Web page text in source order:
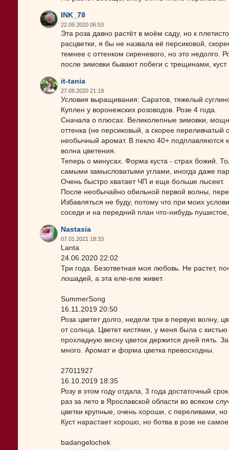
INK_78
22.09.2020 06:53
Эта роза давно растёт в моём саду, но к
расцветки, я бы не назвала её персиковой,
темнее с оттенком сиреневого, но это
после зимовки бывают побеги с трещинами,
it-tania
27.09.2020 21:19
Условия выращивания: Саратов, тяжелый
Куплен у воронежских розоводов. Розе 4 года.
Сначала о плюсах. Великолепные зимовки,
оттенка (не персиковый, а скорее
необычный аромат. В пекло 40+ подплавляются
волна цветения.
Теперь о минусах. Форма куста - страх божий.
самыми замысловатыми углами, иногда даже
Очень быстро хватает ЧП и еще больше лысеет.
После необычайно обильной первой волны,
Избавляться не буду, потому что при моих
соседи и на передний план что-нибудь
Nastasia
07.01.2021 18:33
Lanta
24.06.2020 22:02
Три года. Безответная моя любовь. Не растет,
лошадей, а эта еле-еле живет.
SummerSong
16.11.2019 20:50
Роза цветет долго, недели три в первую волну,
от солнца. Цветет кистями, у меня была с
прохладную весну цветок держится дней пять.
много. Аромат и форма цветка превосходны.
27011927
16.10.2019 18:35
Розу в этом году отдала, 3 года достаточный
раз за лето в Ярославской области во всяком
цветки крупные, очень хороши, с переливами,
Куст нарастает хорошо, но ботва в розе не
badangelochek